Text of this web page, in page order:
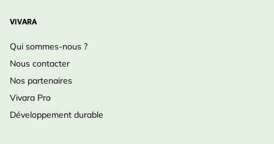
VIVARA
Qui sommes-nous ?
Nous contacter
Nos partenaires
Vivara Pro
Développement durable